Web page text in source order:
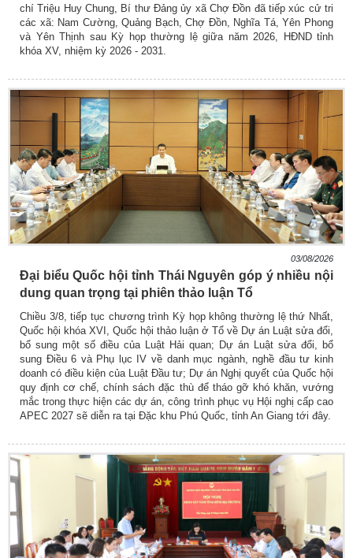
chí Triệu Huy Chung, Bí thư Đảng ủy xã Chợ Đồn đã tiếp xúc cử tri
các xã: Nam Cường, Quảng Bạch, Chợ Đồn, Nghĩa Tá, Yên Phong
và Yên Thịnh sau Kỳ họp thường lệ giữa năm 2026, HĐND tỉnh
khóa XV, nhiệm kỳ 2026 - 2031.
03/08/2026
Đại biểu Quốc hội tỉnh Thái Nguyên góp ý nhiều nội
dung quan trọng tại phiên thảo luận Tổ
Chiều 3/8, tiếp tục chương trình Kỳ họp không thường lệ thứ Nhất,
Quốc hội khóa XVI, Quốc hội thảo luận ở Tổ về Dự án Luật sửa đổi,
bổ sung một số điều của Luật Hải quan; Dự án Luật sửa đổi, bổ
sung Điều 6 và Phụ lục IV về danh mục ngành, nghề đầu tư kinh
doanh có điều kiện của Luật Đầu tư; Dự án Nghị quyết của Quốc hội
quy định cơ chế, chính sách đặc thù để tháo gỡ khó khăn, vướng
mắc trong thực hiện các dự án, công trình phục vụ Hội nghị cấp cao
APEC 2027 sẽ diễn ra tại Đặc khu Phú Quốc, tỉnh An Giang tới đây.